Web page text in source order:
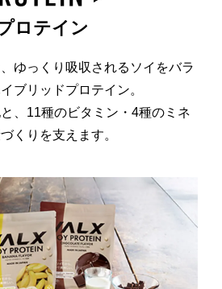
ロテイン
ゆっくり吸収されるソイをバラ
ブリッドプロテイン。
、11種のビタミン・4種のミネ
くりを支えます。